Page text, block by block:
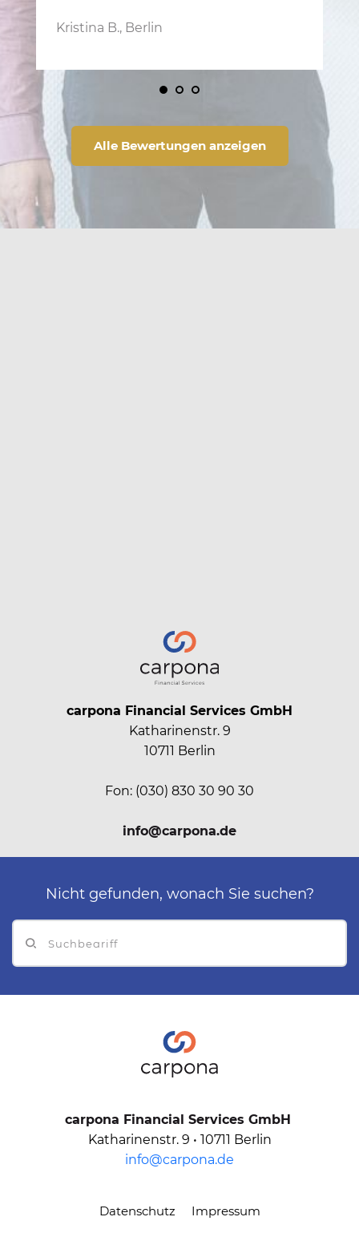
Kristina B., Berlin
Alle Bewertungen anzeigen
carpona Financial Services GmbH
Katharinenstr. 9
10711 Berlin
Fon: (030) 830 30 90 30
info@carpona.de
Nicht gefunden, wonach Sie suchen?
Suchbegriff
carpona Financial Services GmbH
Katharinenstr. 9 • 10711 Berlin
info@carpona.de
Datenschutz Impressum